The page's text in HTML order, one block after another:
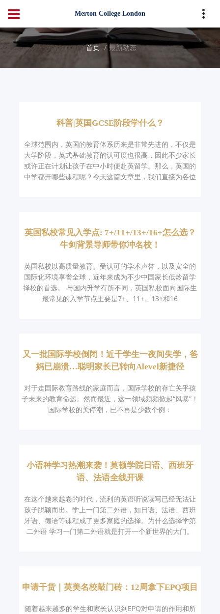
Merton College London
首页 最新动态
科普|英国GCSE阶段学什么？
全球范围内，英国的教育体系历来是非常先进的，不仅是
大学阶段，英式基础教育的认可度也很高，因此不少家长
或许正在计划让孩子在中小时便赴英留学。那么，英国的
中学都开哪些课程呢？今天这篇文章里，我们直接为各位
英国私校常见入学点: 7+/11+/13+/16+怎么选？
牛剑背景导师带你冲名校！
英国私校以高质量教育、受认可的学术声誉，以及安全的
国际化环境享誉全球，近年来成为不少中国家长低龄留学
择校的首选。 与国内升学有所不同，英国私校面向国际生
最常见的入学节点主要是7+、11+、13+和16
又一批国际学校倒闭！近千学生一夜间失学，爸
妈已崩溃…聪明家长已转向Alevel新捷径
对于走国际教育路线的家庭而言，国际学校的存亡关乎孩
子未来的教育命运。然而最近，这一领域频频掀起“风暴”！
国际学校的关停潮，已不再是少数个例：
小语种学习热潮来袭！莫顿学院日语、西班牙
语、法语全线开课
在这个越来越卷的时代，流利的英语听说读写已经无法让
孩子脱颖而出。学上一门第二外语，如日语、法语、西班
牙语、德语等课程成了更多家庭的选择。为什么选择学第
二外语 学习一门第二外语就是打开一个新世界的大门。
申请干货｜英美名校敲门砖：12周拿下EPQ项目
随着越来越多的学生和家长认识到EPQ对申请的作用和所